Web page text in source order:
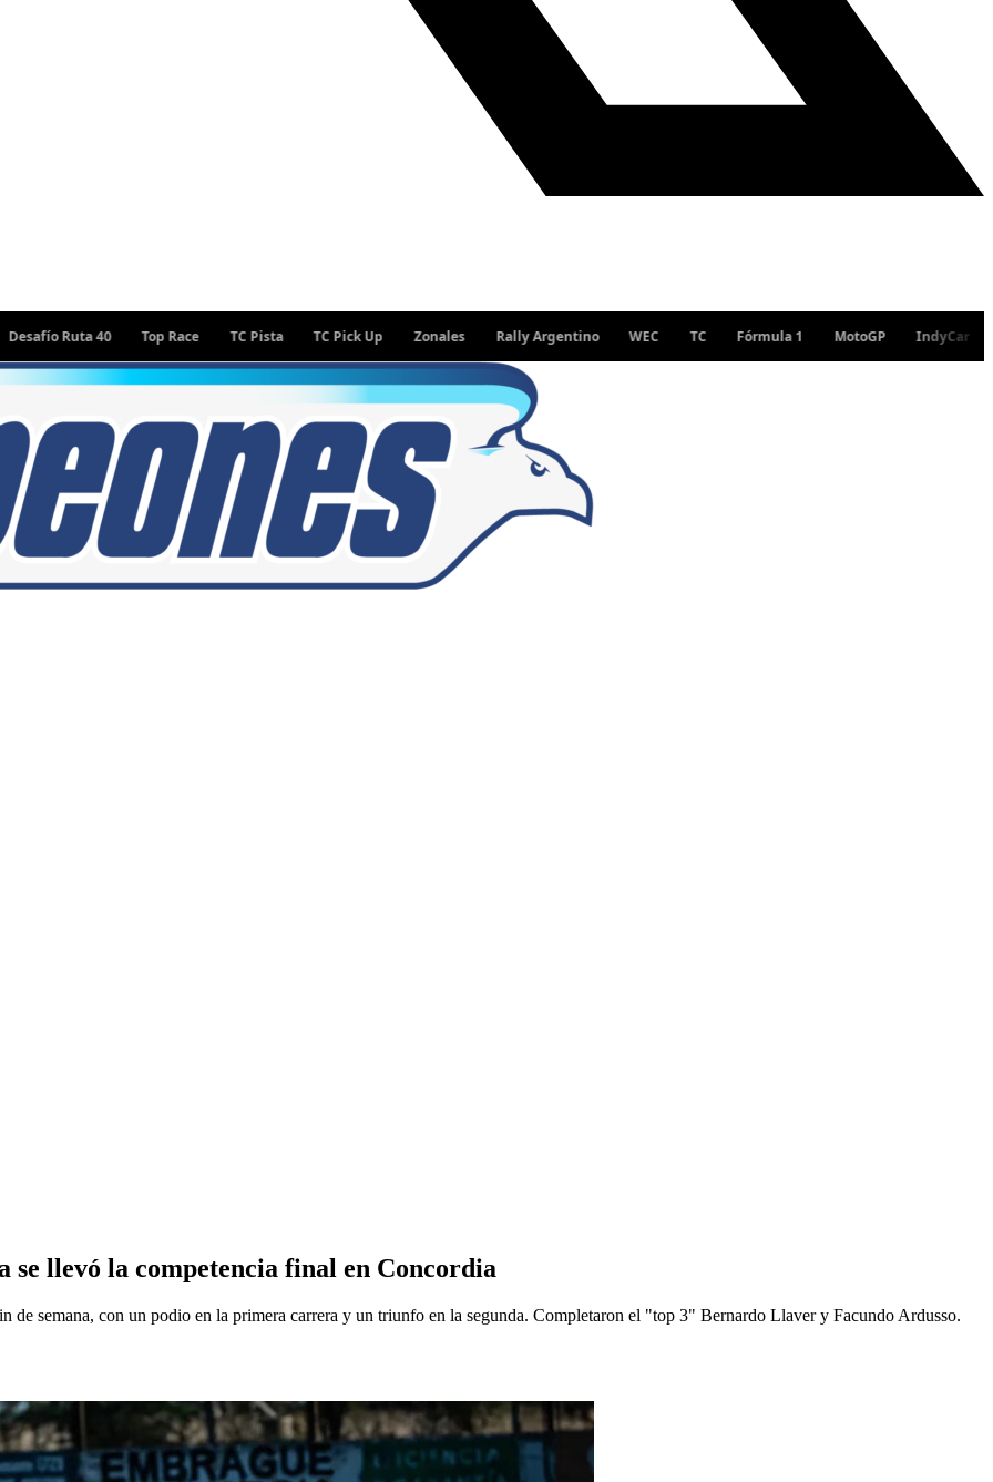
Ruta 40 Top Race TC Pista TC Pick Up Zonales Rally Argentino WEC TC Fórmula 1 MotoGP IndyCar WRC
llevó la competencia final en Concordia
semana, con un podio en la primera carrera y un triunfo en la segunda. Completaron el "top 3" Bernardo Llaver y Facundo Ardusso.